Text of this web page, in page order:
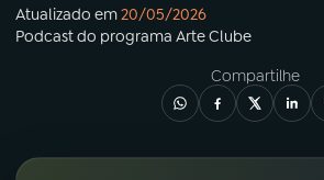
Atualizado em20/05/2026
Podcastdo programa Arte Clube
Compartilhe